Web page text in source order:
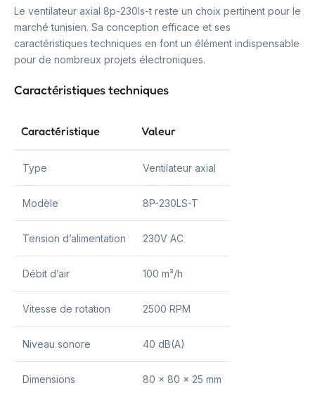
Le ventilateur axial 8p-230ls-t reste un choix pertinent pour le
marché tunisien. Sa conception efficace et ses
caractéristiques techniques en font un élément indispensable
pour de nombreux projets électroniques.
Caractéristiques techniques
Caractéristique Valeur
Type Ventilateur axial
Modèle 8P-230LS-T
Tension d’alimentation 230V AC
Débit d’air 100 m³/h
Vitesse de rotation 2500 RPM
Niveau sonore 40 dB(A)
Dimensions 80 x 80 x 25 mm